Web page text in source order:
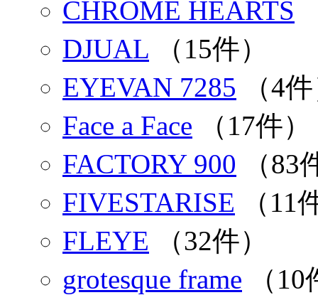
CHROME HEARTS
DJUAL （15件）
EYEVAN 7285 （4
Face a Face （17件）
FACTORY 900 （83
FIVESTARISE （11
FLEYE （32件）
grotesque frame （10